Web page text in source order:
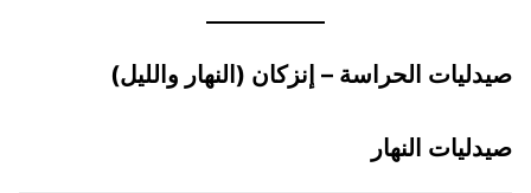
صيدليات الحراسة – إنزكان (النهار والليل)
صيدليات النهار